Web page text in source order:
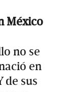
México
no se
en
de sus